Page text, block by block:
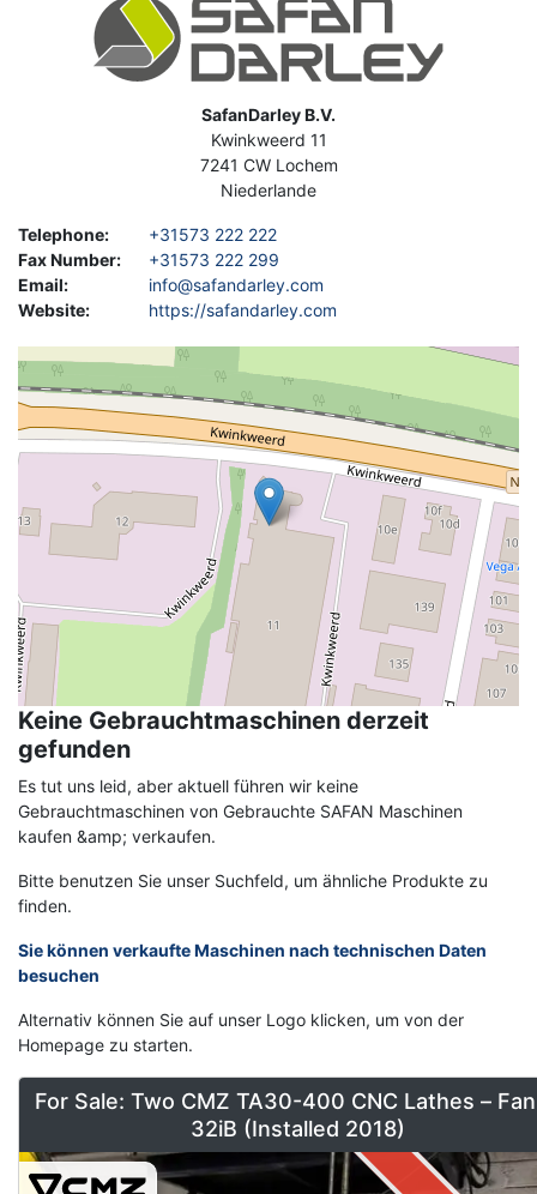
Contact Asset-Trade today to find your used SAFAN Bending
Press today to stay ahead of your competition.
SafanDarley B.V.
Kwinkweerd 11
7241 CW Lochem
Niederlande
Telephone:
+31573 222 222
Fax Number:
+31573 222 299
Email:
info@safandarley.com
Website: https://safandarley.com
Geolocation
Keine Gebrauchtmaschinen derzeit
gefunden
Es tut uns leid, aber aktuell führen wir keine
Gebrauchtmaschinen von Gebrauchte SAFAN Maschinen
kaufen &amp; verkaufen.
Bitte benutzen Sie unser Suchfeld, um ähnliche Produkte zu
finden.
Sie können verkaufte Maschinen nach technischen Daten
besuchen
Alternativ können Sie auf unser Logo klicken, um von der
Homepage zu starten.
For Sale: Two CMZ TA30-400 CNC Lathes –
32iB (Installed 2018)